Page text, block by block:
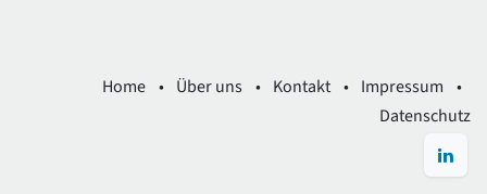
Home • Über uns • Kontakt • Impressum •
Datenschutz